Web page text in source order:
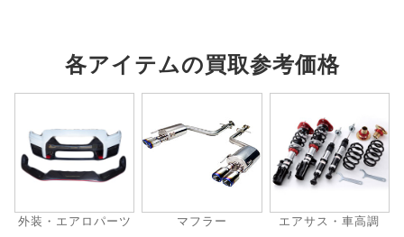
各アイテムの買取参考価格
外装・エアロパーツ マフラー エアサス・車高調